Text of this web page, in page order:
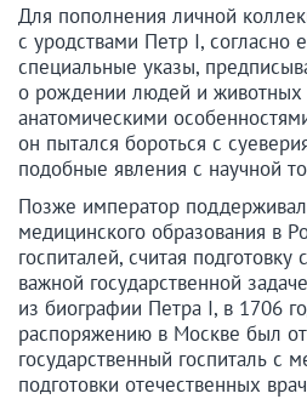
Для пополнения личной
с уродствами Петр I, согласно
специальные указы,
о рождении людей и
анатомическими
он пытался бороться с
подобные явления с научной
Позже император
медицинского образования в
госпиталей, считая
важной государственной
из биографии Петра I, в 1706
распоряжению в Москве был
государственный госпиталь с
подготовки отечественных